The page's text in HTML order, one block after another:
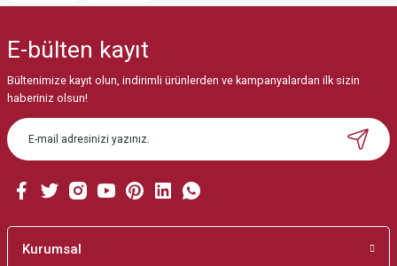
Bu ürüne benzer farklı alternatifler olmalı.
E-bülten kayıt
Bültenimize kayıt olun, indirimli ürünlerden ve kampanyalardan ilk sizin
haberiniz olsun!
Kurumsal